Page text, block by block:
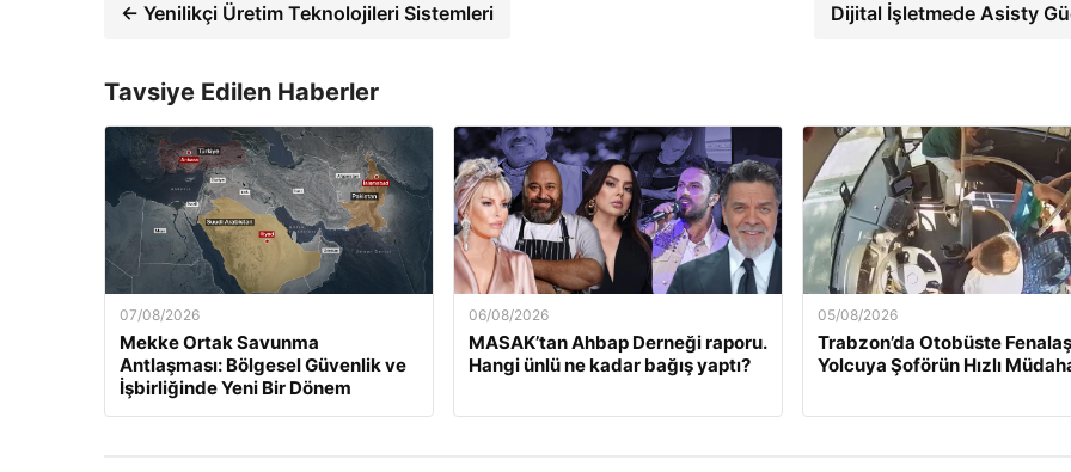
← Yenilikçi Üretim Teknolojileri Sistemleri Dijital İşletmede Asisty
Tavsiye Edilen Haberler
07/08/2026
Mekke Ortak Savunma
Antlaşması: Bölgesel Güvenlik ve
İşbirliğinde Yeni Bir Dönem
06/08/2026
MASAK’tan Ahbap Derneği raporu.
Hangi ünlü ne kadar bağış yaptı?
05/08/2026
Trabzon’da Otobüste
Yolcuya Şoförün Hızlı